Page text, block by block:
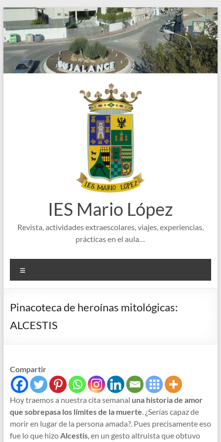
Saltar
al
contenido
IES Mario López
Revista, actividades extraescolares, viajes, experiencias,
prácticas en el aula…
Pinacoteca de heroínas mitológicas:
ALCESTIS
Compartir
Hoy traemos a nuestra cita semanal una historia de amor
que sobrepasa los límites de la muerte. ¿Serías capaz de
morir en lugar de la persona amada?. Pues precisamente eso
fue lo que hizoAlcestis, en un gesto altruista que obtuvo